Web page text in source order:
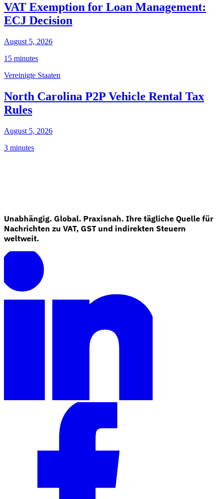
VAT Exemption for Loan Management:
ECJ Decision
August 5, 2026
15 minutes
Vereinigte Staaten
North Carolina P2P Vehicle Rental Tax
Rules
August 5, 2026
3 minutes
Unabhängig. Global. Praxisnah. Ihre tägliche Quelle für
Nachrichten zu VAT, GST und indirekten Steuern
weltweit.